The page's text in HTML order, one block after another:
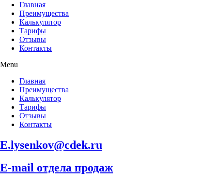
Главная
Преимущества
Калькулятор
Тарифы
Отзывы
Контакты
Menu
Главная
Преимущества
Калькулятор
Тарифы
Отзывы
Контакты
E.lysenkov@cdek.ru
E-mail отдела продаж